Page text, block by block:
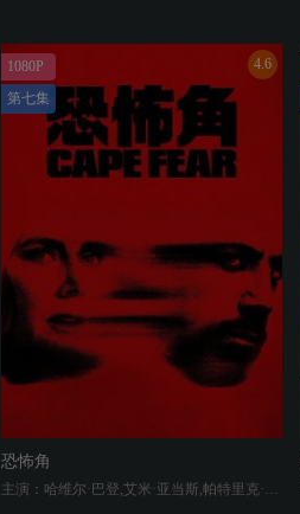
1080P
第七集
4.6
恐怖角
主演：哈维尔·巴登,艾米·亚当斯,帕特里克·威尔森,希·庞德,Lily Collias,Joe Anders,安娜·巴里什尼科夫,Jamie Hector